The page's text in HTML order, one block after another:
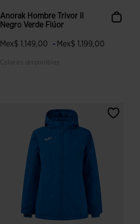
Anorak Hombre Trivor II
Negro Verde Flúor
Mex$ 1.149,00 - Mex$ 1.199,00
Colores disponibles